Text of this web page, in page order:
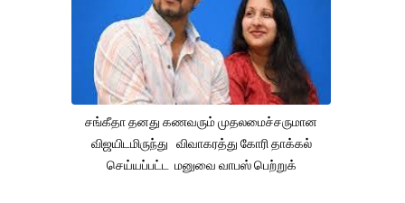
சங்கீதா தனது கணவரும் முதலமைச்சருமான
விஜயிடமிருந்து விவாகரத்து கோரி தாக்கல்
செய்யப்பட்ட மனுவை வாபஸ் பெற்றுக்